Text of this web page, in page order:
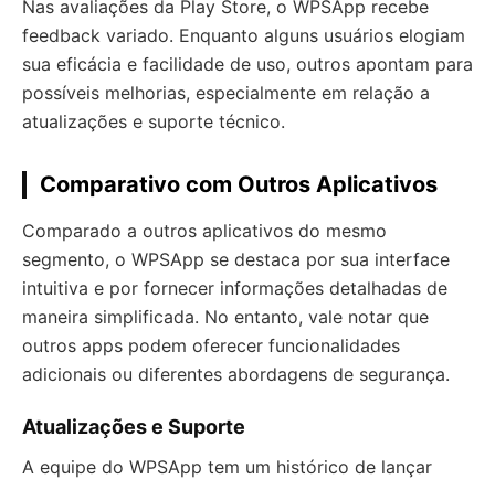
Nas avaliações da Play Store, o WPSApp recebe
feedback variado. Enquanto alguns usuários elogiam
sua eficácia e facilidade de uso, outros apontam para
possíveis melhorias, especialmente em relação a
atualizações e suporte técnico.
Comparativo com Outros Aplicativos
Comparado a outros aplicativos do mesmo
segmento, o WPSApp se destaca por sua interface
intuitiva e por fornecer informações detalhadas de
maneira simplificada. No entanto, vale notar que
outros apps podem oferecer funcionalidades
adicionais ou diferentes abordagens de segurança.
Atualizações e Suporte
A equipe do WPSApp tem um histórico de lançar